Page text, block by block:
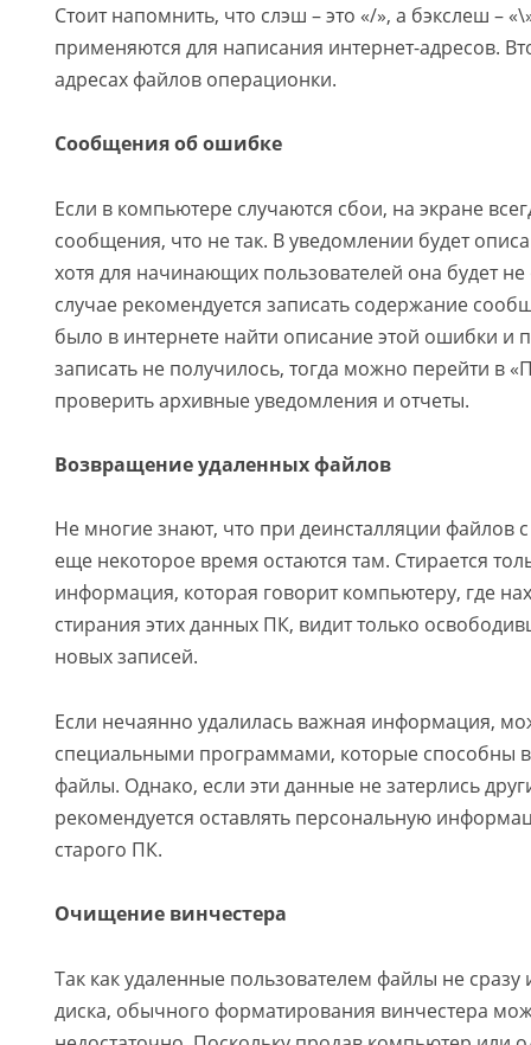
Стоит напомнить, что слэш – это «/», а бэкслеш –
применяются для написания интернет-адресов.
адресах файлов операционки.
Сообщения об ошибке
Если в компьютере случаются сбои, на экране
сообщения, что не так. В уведомлении будет
хотя для начинающих пользователей она будет
случае рекомендуется записать содержание
было в интернете найти описание этой ошибки и
записать не получилось, тогда можно перейти в
проверить архивные уведомления и отчеты.
Возвращение удаленных файлов
Не многие знают, что при деинсталляции файлов
еще некоторое время остаются там. Стирается
информация, которая говорит компьютеру, где
стирания этих данных ПК, видит только
новых записей.
Если нечаянно удалилась важная информация,
специальными программами, которые способны
файлы. Однако, если эти данные не затерлись
рекомендуется оставлять персональную
старого ПК.
Очищение винчестера
Так как удаленные пользователем файлы не сразу
диска, обычного форматирования винчестера